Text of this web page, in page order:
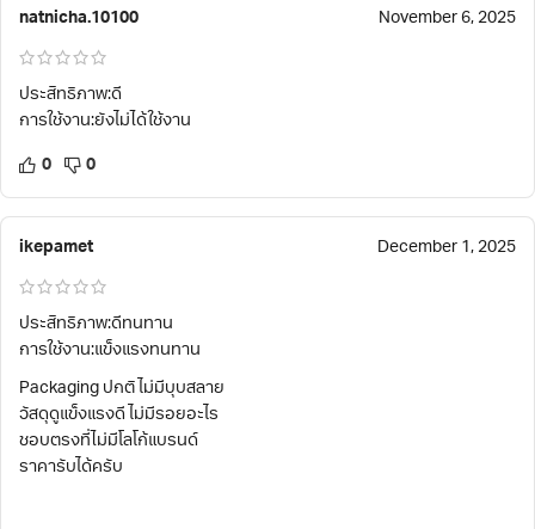
natnicha.10100 November 6, 2025
ประสิทธิภาพ:ดี
การใช้งาน:ยังไม่ได้ใช้งาน
0 0
ikepamet December 1, 2025
ประสิทธิภาพ:ดีทนทาน
การใช้งาน:แข็งแรงทนทาน
Packaging ปกติ ไม่มีบุบสลาย
วัสดุดูแข็งแรงดี ไม่มีรอยอะไร
ชอบตรงที่ไม่มีโลโก้แบรนด์
ราคารับได้ครับ